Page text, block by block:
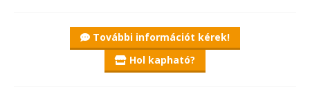
További információt kérek!
Hol kapható?